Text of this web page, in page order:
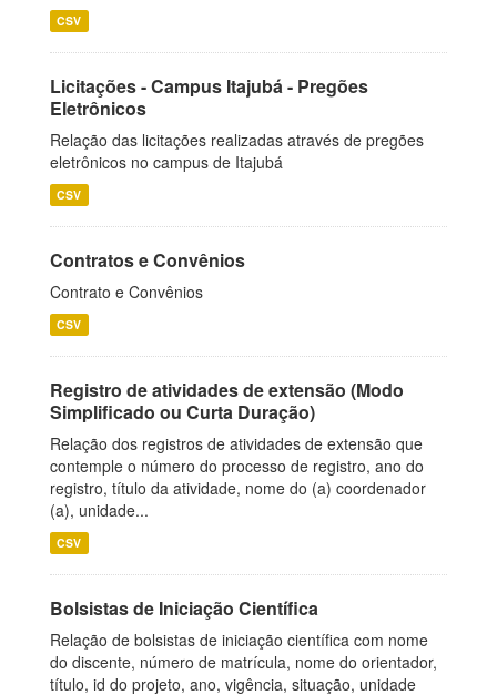
CSV
Licitações - Campus Itajubá - Pregões
Eletrônicos
Relação das licitações realizadas através de pregões
eletrônicos no campus de Itajubá
CSV
Contratos e Convênios
Contrato e Convênios
CSV
Registro de atividades de extensão (Modo
Simplificado ou Curta Duração)
Relação dos registros de atividades de extensão que
contemple o número do processo de registro, ano do
registro, título da atividade, nome do (a) coordenador
(a), unidade...
CSV
Bolsistas de Iniciação Científica
Relação de bolsistas de iniciação científica com nome
do discente, número de matrícula, nome do orientador,
título, id do projeto, ano, vigência, situação, unidade